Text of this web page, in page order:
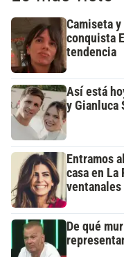
Camiseta
conquista
tendencia
Así está
y Gianluca
Entramos
casa en La
De qué